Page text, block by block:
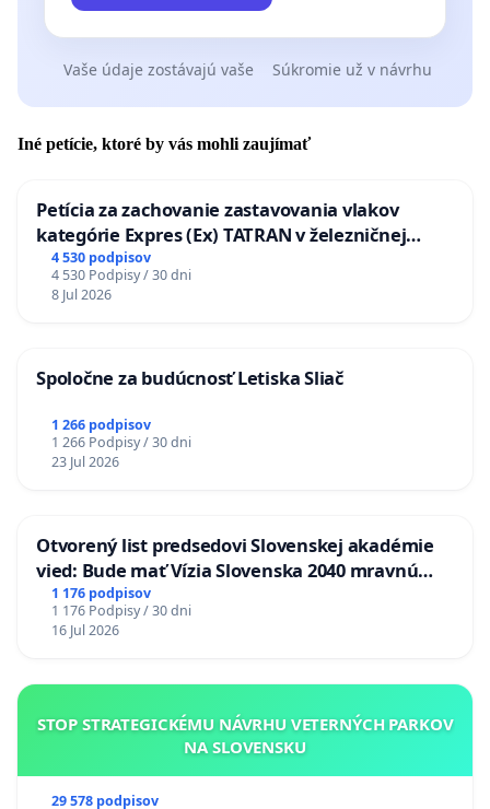
Vaše údaje zostávajú vaše Súkromie už v návrhu
Iné petície, ktoré by vás mohli zaujímať
Petícia za zachovanie zastavovania vlakov
kategórie Expres (Ex) TATRAN v železničnej
stanici Púchov
4 530 podpisov
4 530 Podpisy / 30 dni
8 Jul 2026
Spoločne za budúcnosť Letiska Sliač
1 266 podpisov
1 266 Podpisy / 30 dni
23 Jul 2026
Otvorený list predsedovi Slovenskej akadémie
vied: Bude mať Vízia Slovenska 2040 mravnú
chrbticu?
1 176 podpisov
1 176 Podpisy / 30 dni
16 Jul 2026
STOP STRATEGICKÉMU NÁVRHU VETERNÝCH PARKOV
NA SLOVENSKU
29 578 podpisov